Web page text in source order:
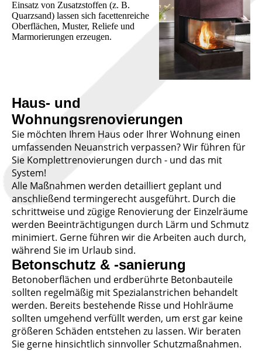
Einsatz von Zusatzstoffen (z. B.
Quarzsand) lassen sich facettenreiche
Oberflächen, Muster, Reliefe und
Marmorierungen erzeugen.
Haus- und
Wohnungsrenovierungen
Sie möchten Ihrem Haus oder Ihrer Wohnung einen
umfassenden Neuanstrich verpassen? Wir führen für
Sie Komplettrenovierungen durch - und das mit
System!
Alle Maßnahmen werden detailliert geplant und
anschließend termingerecht ausgeführt. Durch die
schrittweise und zügige Renovierung der Einzelräume
werden Beeinträchtigungen durch Lärm und Schmutz
minimiert. Gerne führen wir die Arbeiten auch durch,
während Sie im Urlaub sind.
Betonschutz & -sanierung
Betonoberflächen und erdberührte Betonbauteile
sollten regelmäßig mit Spezialanstrichen behandelt
werden. Bereits bestehende Risse und Hohlräume
sollten umgehend verfüllt werden, um erst gar keine
größeren Schäden entstehen zu lassen. Wir beraten
Sie gerne hinsichtlich sinnvoller Schutzmaßnahmen.